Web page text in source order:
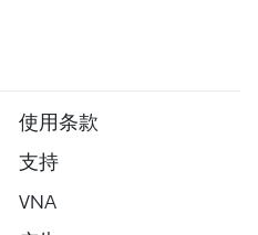
使用条款
支持
VNA